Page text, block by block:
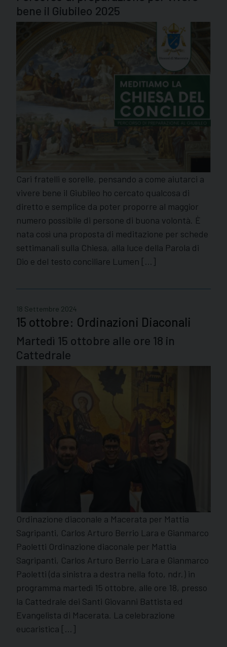
bene il Giubileo 2025
Cari fratelli e sorelle, pensando a come aiutarci a
vivere bene il Giubileo ho cercato qualcosa di
diretto e semplice da poter proporre al maggior
numero possibile di persone di buona volontà. È
nata così una proposta di meditazione per schede
settimanali sulla Chiesa, alla luce della Parola di
Dio e del testo conciliare Lumen […]
18 Settembre 2024
15 ottobre: Ordinazioni Diaconali
Martedì 15 ottobre alle ore 18 in
Cattedrale
Ordinazione diaconale a Macerata per Mattia
Sagripanti, Carlos Arturo Berrio Lara e Gianmarco
Paoletti Ordinazione diaconale per Mattia
Sagripanti, Carlos Arturo Berrio Lara e Gianmarco
Paoletti (da sinistra a destra nella foto, ndr.) in
programma martedì 15 ottobre, alle ore 18, presso
la Cattedrale dei Santi Giovanni Battista ed
Evangelista di Macerata. La celebrazione
eucaristica […]